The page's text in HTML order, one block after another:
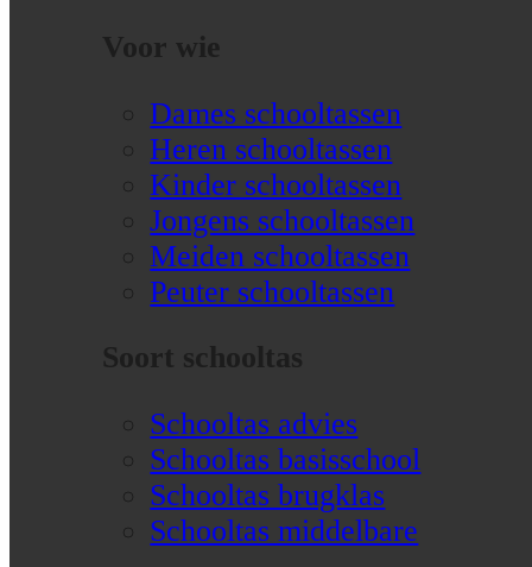
Voor wie
Dames schooltassen
Heren schooltassen
Kinder schooltassen
Jongens schooltassen
Meiden schooltassen
Peuter schooltassen
Soort schooltas
Schooltas advies
Schooltas basisschool
Schooltas brugklas
Schooltas middelbare